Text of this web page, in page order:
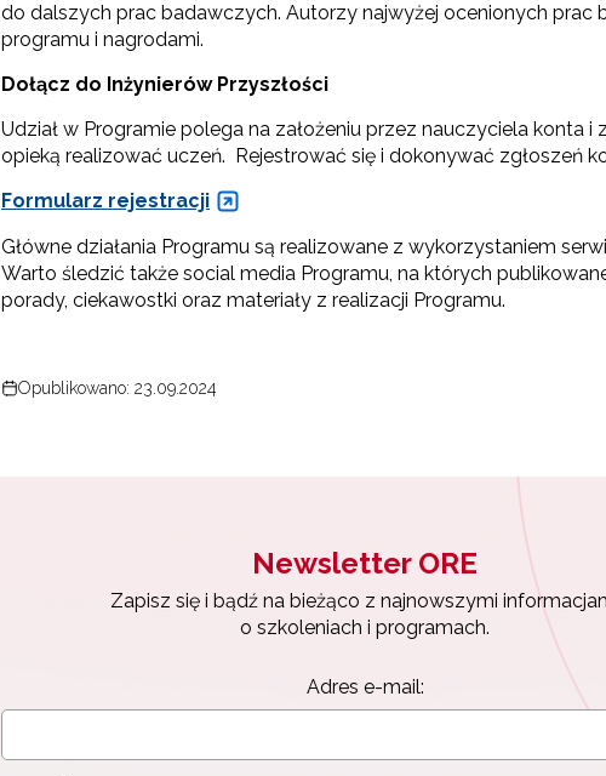
do dalszych prac badawczych. Autorzy najwyżej ocenionych
programu i nagrodami.
Dołącz do Inżynierów Przyszłości
Udział w Programie polega na założeniu przez nauczyciela konta
opieką realizować uczeń. Rejestrować się i dokonywać zgłoszeń
Formularz rejestracji
Główne działania Programu są realizowane z wykorzystaniem
Warto śledzić także social media Programu, na których
porady, ciekawostki oraz materiały z realizacji Programu.
Opublikowano: 23.09.2024
Newsletter ORE
Zapisz się i bądź na bieżąco z najnowszymi
o szkoleniach i programach.
Adres e-mail:
Wyrażam zgodę na przetwarzanie moich danych osobowych przez
celach marketingowych.
Zapisuję się